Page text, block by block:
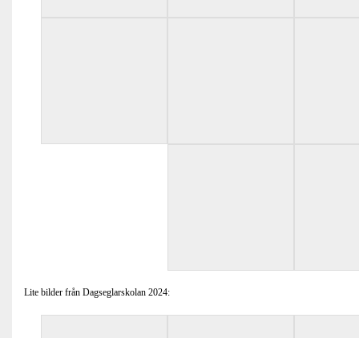
Lite bilder från Dagseglarskolan 2024: